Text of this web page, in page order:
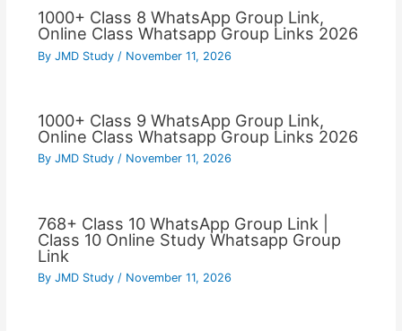
1000+ Class 8 WhatsApp Group Link,
Online Class Whatsapp Group Links 2026
By JMD Study / November 11, 2026
1000+ Class 9 WhatsApp Group Link,
Online Class Whatsapp Group Links 2026
By JMD Study / November 11, 2026
768+ Class 10 WhatsApp Group Link |
Class 10 Online Study Whatsapp Group
Link
By JMD Study / November 11, 2026